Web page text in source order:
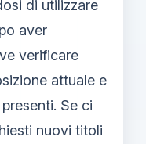
di utilizzare
aver
verificare
attuale e
Se ci
nuovi titoli